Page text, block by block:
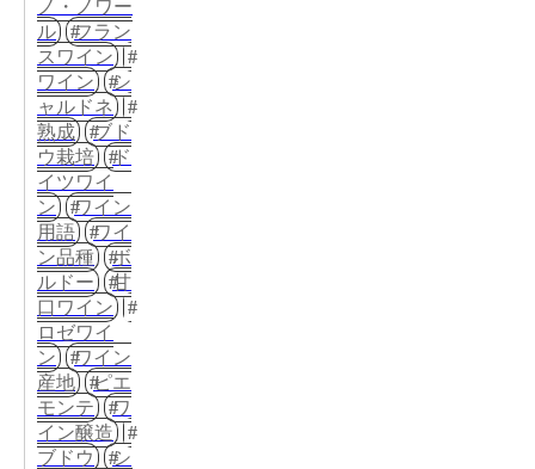
ノ・ノワー
ル
フラン
スワイン
ワイン
シ
ャルドネ
熟成
ブド
ウ栽培
ド
イツワイ
ン
ワイン
用語
ワイ
ン品種
ボ
ルドー
甘
口ワイン
ロゼワイ
ン
ワイン
産地
ピエ
モンテ
ワ
イン醸造
ブドウ
シ